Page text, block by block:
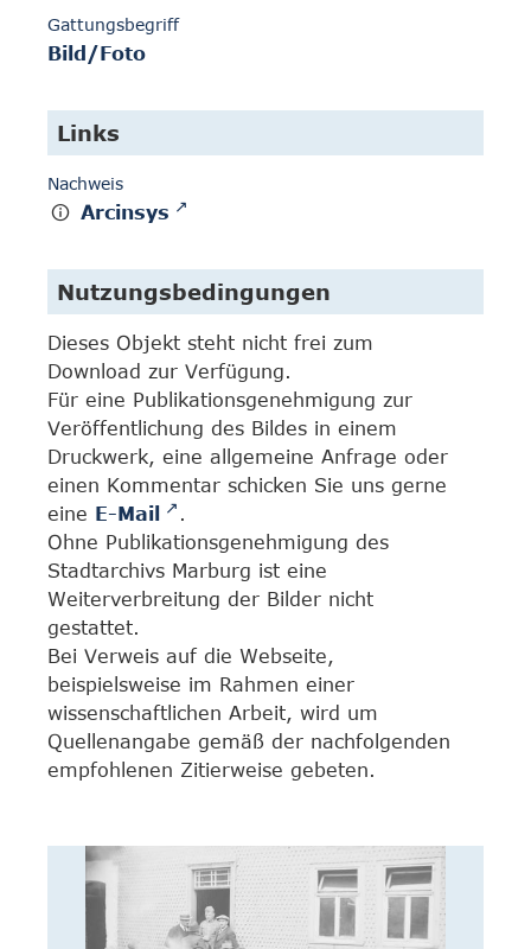
Gattungsbegriff
Bild/Foto
Links
Nachweis
Arcinsys
Nutzungsbedingungen
Dieses Objekt steht nicht frei zum
Download zur Verfügung.
Für eine Publikationsgenehmigung zur
Veröffentlichung des Bildes in einem
Druckwerk, eine allgemeine Anfrage oder
einen Kommentar schicken Sie uns gerne
eine E-Mail
.
Ohne Publikationsgenehmigung des
Stadtarchivs Marburg ist eine
Weiterverbreitung der Bilder nicht
gestattet.
Bei Verweis auf die Webseite,
beispielsweise im Rahmen einer
wissenschaftlichen Arbeit, wird um
Quellenangabe gemäß der nachfolgenden
empfohlenen Zitierweise gebeten.